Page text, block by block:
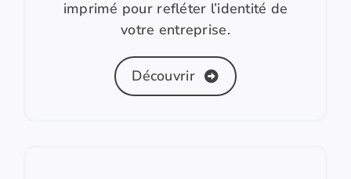
imprimé pour refléter l’identité de
votre entreprise.
Découvrir